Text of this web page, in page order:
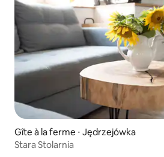
Gîte à la ferme ⋅ Jędrzejówka
Stara Stolarnia